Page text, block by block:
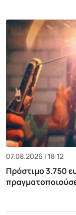
07.08.2026 | 18:12
Πρόστιμο 3.750